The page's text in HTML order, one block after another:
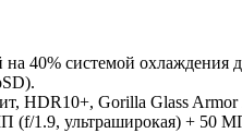
40% системой охлаждения
HDR10+, Gorilla Glass Armor
(f/1.9, ультраширокая) + 50